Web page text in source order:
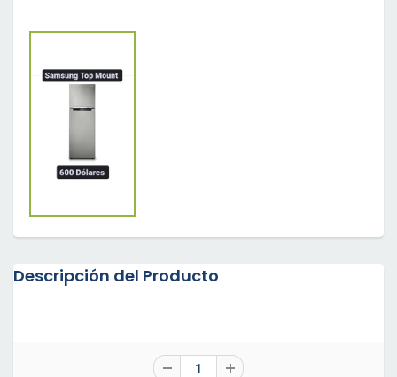
Descripción del Producto